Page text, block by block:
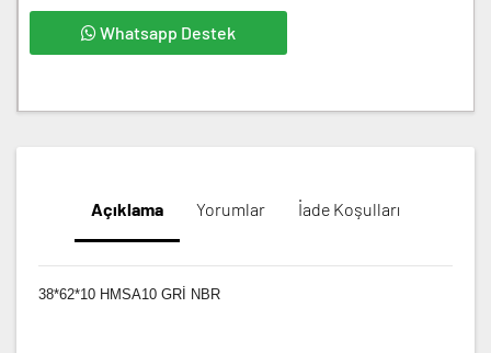
Whatsapp Destek
Açıklama Yorumlar İade Koşulları
38*62*10 HMSA10 GRİ NBR